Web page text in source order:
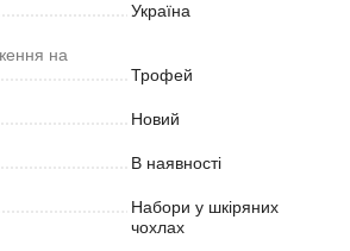
Україна
на
Трофей
Новий
В наявності
Набори у шкіряних
чохлах